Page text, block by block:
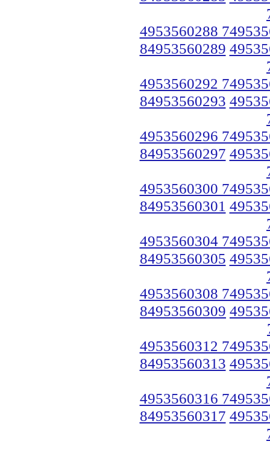
4953560288
84953560289
4953560292
84953560293
4953560296
84953560297
4953560300
84953560301
4953560304
84953560305
4953560308
84953560309
4953560312
84953560313
4953560316
84953560317